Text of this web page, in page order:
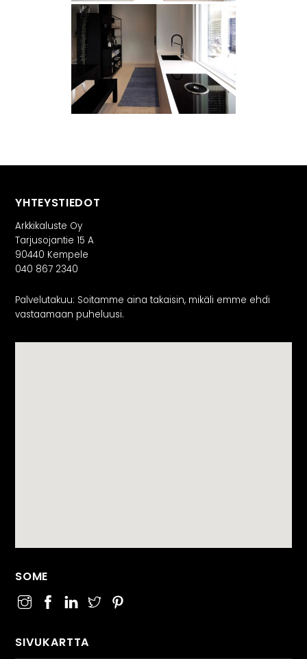
YHTEYSTIEDOT
Arkkikaluste Oy
Tarjusojantie 15 A
90440 Kempele
040 867 2340
Palvelutakuu: Soitamme aina takaisin, mikäli emme ehdi
vastaamaan puheluusi.
SOME
SIVUKARTTA